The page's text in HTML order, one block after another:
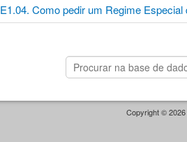
E1.04. Como pedir um Regime
Copyright ©